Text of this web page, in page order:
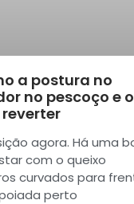
a postura no
no pescoço e o
agora. Há uma
com o queixo
curvados para
perto